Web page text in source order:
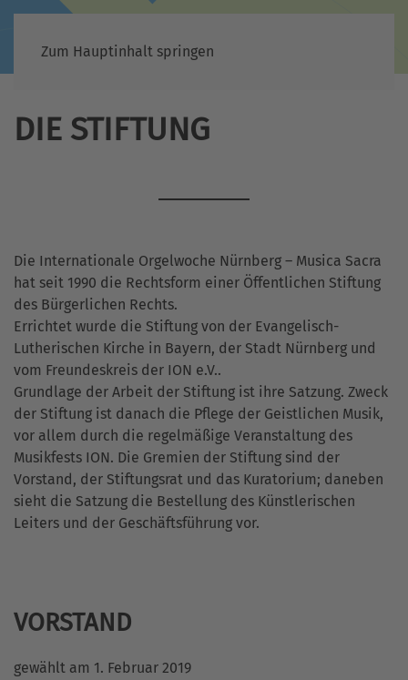
Zum Hauptinhalt springen
DIE STIFTUNG
Die Internationale Orgelwoche Nürnberg – Musica Sacra
hat seit 1990 die Rechtsform einer Öffentlichen Stiftung
des Bürgerlichen Rechts.
Errichtet wurde die Stiftung von der Evangelisch-
Lutherischen Kirche in Bayern, der Stadt Nürnberg und
vom Freundeskreis der ION e.V..
Grundlage der Arbeit der Stiftung ist ihre Satzung. Zweck
der Stiftung ist danach die Pflege der Geistlichen Musik,
vor allem durch die regelmäßige Veranstaltung des
Musikfests ION. Die Gremien der Stiftung sind der
Vorstand, der Stiftungsrat und das Kuratorium; daneben
sieht die Satzung die Bestellung des Künstlerischen
Leiters und der Geschäftsführung vor.
VORSTAND
gewählt am 1. Februar 2019